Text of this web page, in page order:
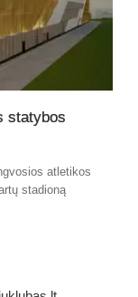
statybos
atletikos
stadioną